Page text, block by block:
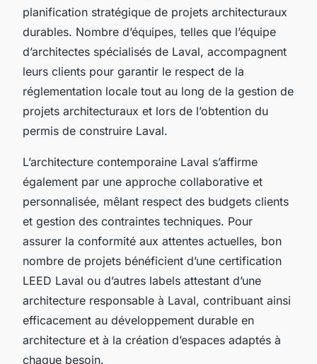
planification stratégique de projets architecturaux
durables. Nombre d’équipes, telles que l’équipe
d’architectes spécialisés de Laval, accompagnent
leurs clients pour garantir le respect de la
réglementation locale tout au long de la gestion de
projets architecturaux et lors de l’obtention du
permis de construire Laval.
L’architecture contemporaine Laval s’affirme
également par une approche collaborative et
personnalisée, mêlant respect des budgets clients
et gestion des contraintes techniques. Pour
assurer la conformité aux attentes actuelles, bon
nombre de projets bénéficient d’une certification
LEED Laval ou d’autres labels attestant d’une
architecture responsable à Laval, contribuant ainsi
efficacement au développement durable en
architecture et à la création d’espaces adaptés à
chaque besoin.